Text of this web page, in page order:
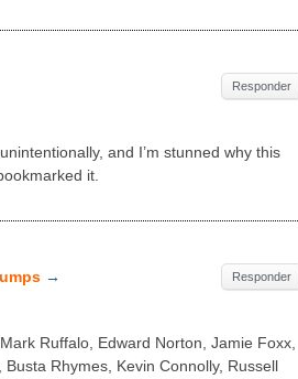
аnd I’m stunned why this
it.
Responder
→
Ruffalo, Edward Norton, Jamie Foxx,
Rhymes, Kevin Connolly, Russell
Responder